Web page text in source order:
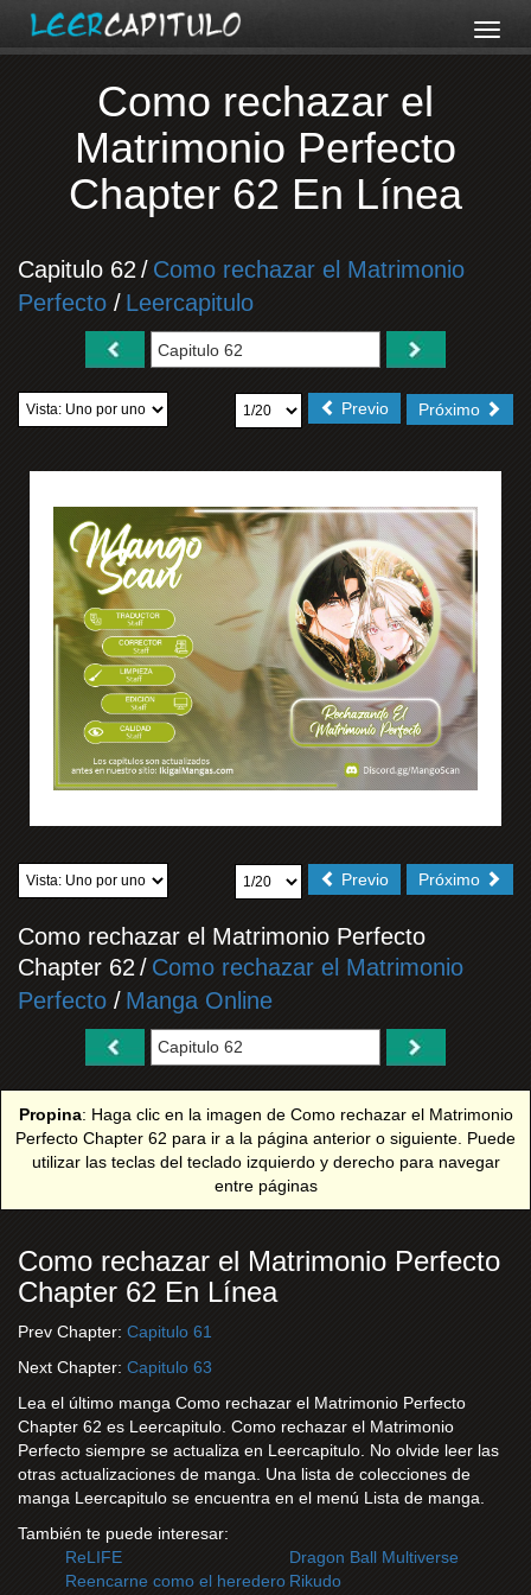
Como rechazar el
Matrimonio Perfecto
Chapter 62 En Línea
Capitulo 62 / Como rechazar el Matrimonio
Perfecto / Leercapitulo
Próximo
Previo
Próximo
Previo
Como rechazar el Matrimonio Perfecto
Chapter 62 / Como rechazar el Matrimonio
Perfecto / Manga Online
Propina: Haga clic en la imagen de Como rechazar el Matrimonio
Perfecto Chapter 62 para ir a la página anterior o siguiente. Puede
utilizar las teclas del teclado izquierdo y derecho para navegar
entre páginas
Como rechazar el Matrimonio Perfecto
Chapter 62 En Línea
Prev Chapter: Capitulo 61
Next Chapter: Capitulo 63
Lea el último manga Como rechazar el Matrimonio Perfecto
Chapter 62 es Leercapitulo. Como rechazar el Matrimonio
Perfecto siempre se actualiza en Leercapitulo. No olvide leer las
otras actualizaciones de manga. Una lista de colecciones de
manga Leercapitulo se encuentra en el menú Lista de manga.
También te puede interesar:
ReLIFE
Dragon Ball Multiverse
Reencarne como el heredero Rikudo